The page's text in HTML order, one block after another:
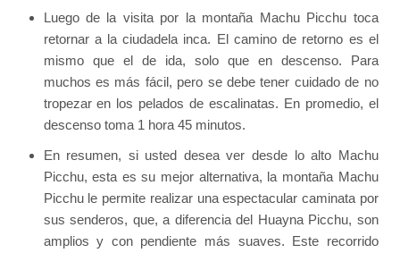
Luego de la visita por la montaña Machu Picchu toca
retornar a la ciudadela inca. El camino de retorno es el
mismo que el de ida, solo que en descenso. Para
muchos es más fácil, pero se debe tener cuidado de no
tropezar en los pelados de escalinatas. En promedio, el
descenso toma 1 hora 45 minutos.
En resumen, si usted desea ver desde lo alto Machu
Picchu, esta es su mejor alternativa, la montaña Machu
Picchu le permite realizar una espectacular caminata por
sus senderos, que, a diferencia del Huayna Picchu, son
amplios y con pendiente más suaves. Este recorrido